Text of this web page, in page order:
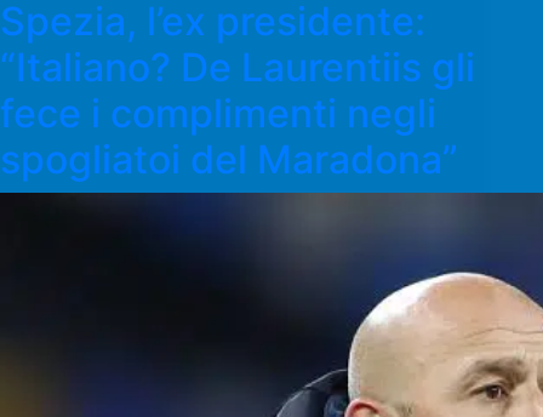
Spezia, l’ex presidente:
“Italiano? De Laurentiis gli
fece i complimenti negli
spogliatoi del Maradona”